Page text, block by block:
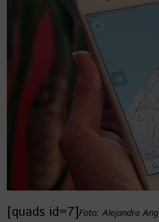
[quads id=7]Foto: Alejandra